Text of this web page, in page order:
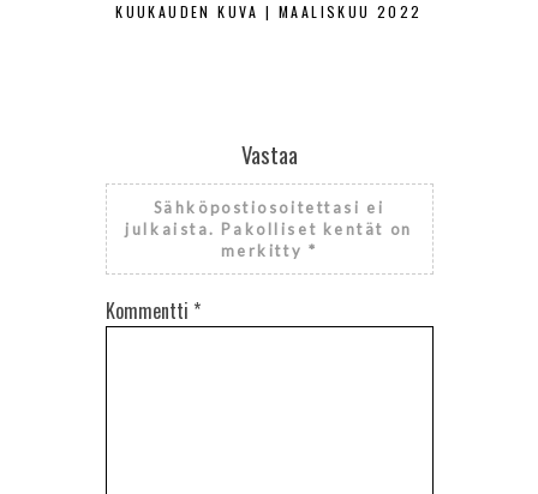
KUUKAUDEN KUVA | MAALISKUU 2022
Vastaa
Sähköpostiosoitettasi ei
julkaista. Pakolliset kentät on
merkitty *
Kommentti *